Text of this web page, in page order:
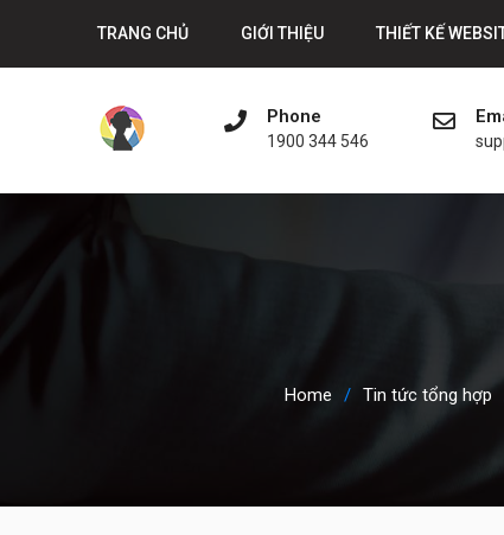
TRANG CHỦ GIỚI THIỆU THIẾT KẾ
Phone
1900 344 546
Home Tin tức tổng hợp